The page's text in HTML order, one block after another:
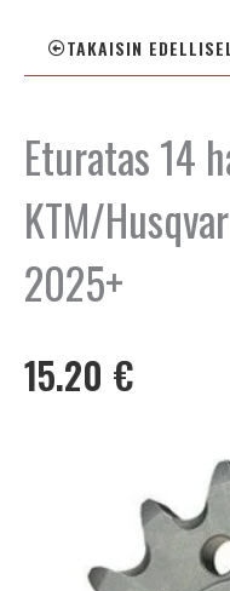
TAKAISIN
Eturatas 14
KTM/
2025+
15.20 €